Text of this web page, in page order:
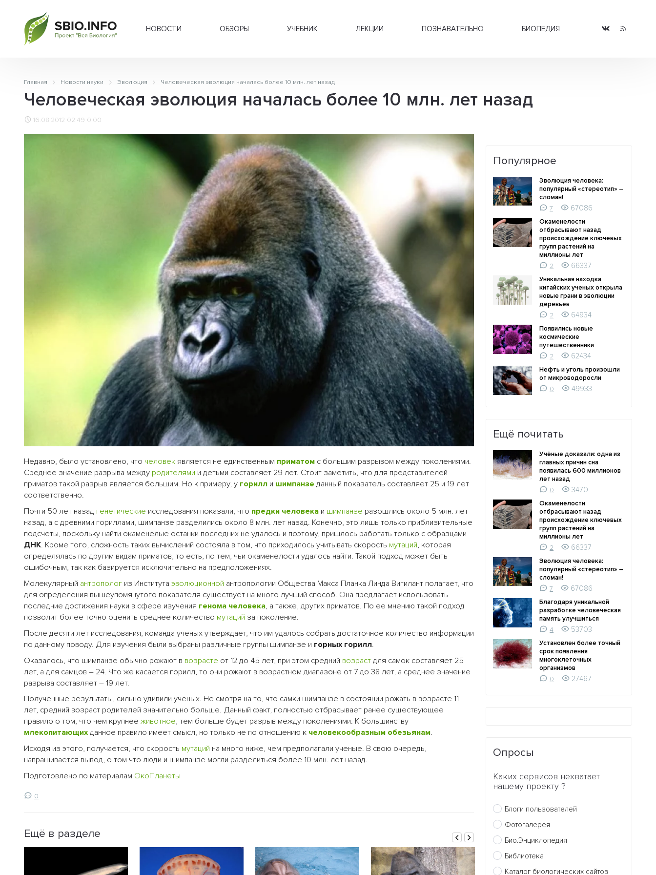
НОВОСТИ ОБЗОРЫ УЧЕБНИК ЛЕКЦИИ ПОЗНАВАТЕЛЬНО БИОПЕДИЯ
Главная Новости науки Эволюция Человеческая эволюция началась более 10 млн. лет назад
Человеческая эволюция началась более 10 млн. лет назад
16.08.2012 02:49 0.00
Недавно, было установлено, что человек является не единственным приматом с большим разрывом между поколениями.
Среднее значение разрыва между родителями и детьми составляет 29 лет. Стоит заметить, что для представителей
приматов такой разрыв является большим. Но к примеру, у горилл и шимпанзе данный показатель составляет 25 и 19 лет
соответственно.
Почти 50 лет назад генетические исследования показали, что предки человека и шимпанзе разошлись около 5 млн. лет
назад, а с древними гориллами, шимпанзе разделились около 8 млн. лет назад. Конечно, это лишь только приблизительные
подсчеты, поскольку найти окаменелые останки последних не удалось и поэтому, пришлось работать только с образцами
ДНК. Кроме того, сложность таких вычислений состояла в том, что приходилось учитывать скорость мутаций, которая
определялась по другим видам приматов, то есть, по тем, чьи окаменелости удалось найти. Такой подход может быть
ошибочным, так как базируется исключительно на предположениях.
Молекулярный антрополог из Института эволюционной антропологии Общества Макса Планка Линда Вигилант полагает, что
для определения вышеупомянутого показателя существует на много лучший способ. Она предлагает использовать
последние достижения науки в сфере изучения генома человека, а также, других приматов. По ее мнению такой подход
позволит более точно оценить среднее количество мутаций за поколение.
После десяти лет исследования, команда ученых утверждает, что им удалось собрать достаточное количество информации
по данному поводу. Для изучения были выбраны различные группы шимпанзе и горных горилл.
Оказалось, что шимпанзе обычно рожают в возрасте от 12 до 45 лет, при этом средний возраст для самок составляет 25
лет, а для самцов – 24. Что же касается горилл, то они рожают в возрастном диапазоне от 7 до 38 лет, а среднее значение
разрыва составляет – 19 лет.
Полученные результаты, сильно удивили ученых. Не смотря на то, что самки шимпанзе в состоянии рожать в возрасте 11
лет, средний возраст родителей значительно больше. Данный факт, полностью отбрасывает ранее существующее
правило о том, что чем крупнее животное, тем больше будет разрыв между поколениями. К большинству
млекопитающих данное правило имеет смысл, но только не по отношению к человекообразным обезьянам.
Исходя из этого, получается, что скорость мутаций на много ниже, чем предполагали ученые. В свою очередь,
напрашивается вывод, о том что люди и шимпанзе могли разделиться более 10 млн. лет назад.
Подготовлено по материалам ОкоПланеты
0
Ещё в разделе
Популярное
Эволюция человека:
популярный «стереотип» –
сломан!
7
67086
Окаменелости
отбрасывают назад
происхождение ключевых
групп растений на
миллионы лет
2
66337
Уникальная находка
китайских ученых открыла
новые грани в эволюции
деревьев
2
64934
Появились новые
космические
путешественники
2
62434
Нефть и уголь произошли
от микроводоросли
0
49933
Ещё почитать
Учёные доказали: одна из
главных причин сна
появилась 600 миллионов
лет назад
0
3470
Окаменелости
отбрасывают назад
происхождение ключевых
групп растений на
миллионы лет
2
66337
Эволюция человека:
популярный «стереотип» –
сломан!
7
67086
Благодаря уникальной
разработке человеческая
память улучшиться
4
53703
Установлен более точный
срок появления
многоклеточных
организмов
0
27467
Опросы
Каких сервисов нехватает
нашему проекту ?
Блоги пользователей
Фотогалерея
Био.Энциклопедия
Библиотека
Каталог биологических сайтов